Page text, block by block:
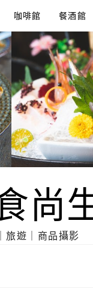
咖啡館 餐酒館
尚
旅遊｜商品攝影